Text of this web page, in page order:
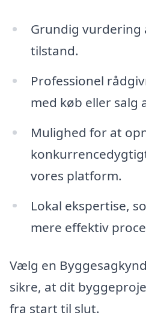
Grundig vurdering
tilstand.
Professionel
med køb eller salg
Mulighed for at
vores platform.
Lokal ekspertise,
mere effektiv
Vælg en
sikre, at dit
fra start til slut.